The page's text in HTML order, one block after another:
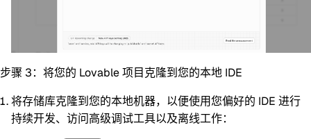
步骤 3：将您的 Lovable 项目克隆到您的本地 IDE
将存储库克隆到您的本地机器，以便使用您偏好的 IDE 进行
持续开发、访问高级调试工具以及离线工作：